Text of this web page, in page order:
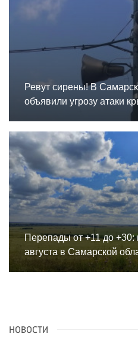
Ревут сирены! В
объявили угрозу атаки
Перепады от +11 до +30:
августа в Самарской
НОВОСТИ